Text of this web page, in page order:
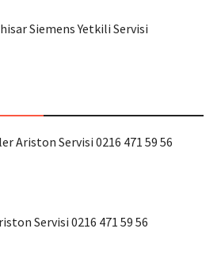
Siemens Yetkili Servisi
Ariston Servisi 0216 471 59 56
Servisi 0216 471 59 56